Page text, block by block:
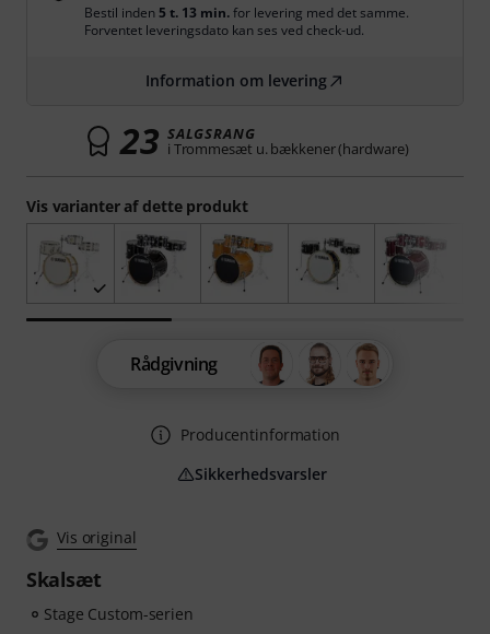
Vis original
Skalsæt
Stage Custom-serien
Vis varianter af dette produkt
Bestil inden5 t. 13 min.for levering med det samme.
Forventet leveringsdato kan ses ved check-ud.
Information om levering
23 SALGSRANG
i Trommesæt u. bækkener (hardware)
Rådgivning
Producentinformation
Sikkerhedsvarsler